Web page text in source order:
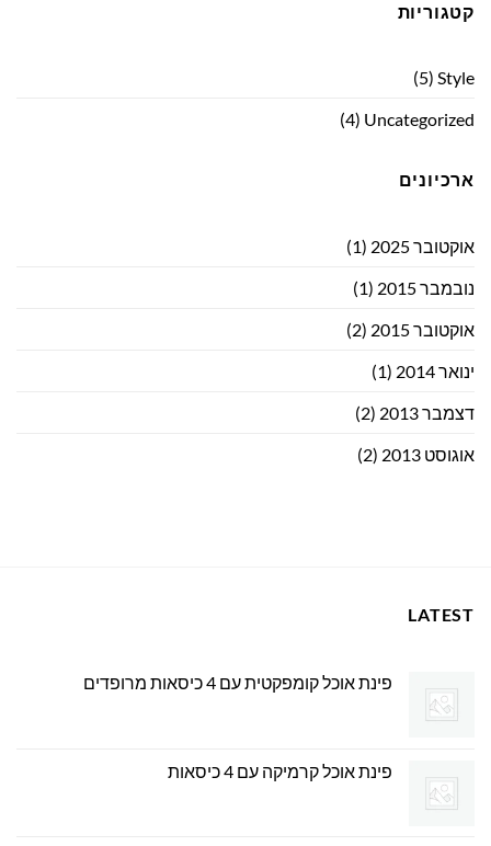
קטגוריות
Style
(5)
Uncategorized
(4)
ארכיונים
אוקטובר 2025
(1)
נובמבר 2015
(1)
אוקטובר 2015
(2)
ינואר 2014
(1)
דצמבר 2013
(2)
אוגוסט 2013
(2)
LATEST
פינת אוכל קומפקטית עם 4 כיסאות מרופדים
פינת אוכל קרמיקה עם 4 כיסאות